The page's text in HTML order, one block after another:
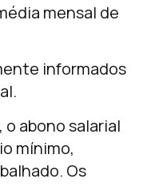
mensal de
informados
, o abono salarial
mínimo,
Os